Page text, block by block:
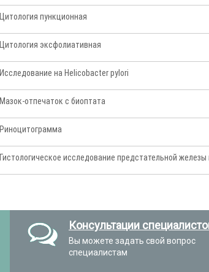
Цитология пункционная
Цитология эксфолиативная
Исследование на Helicobacter pylori
Мазок-отпечаток с биоптата
Риноцитограмма
Гистологическое исследование предстательной
Консультации
Вы можете задать свой вопрос
специалистам